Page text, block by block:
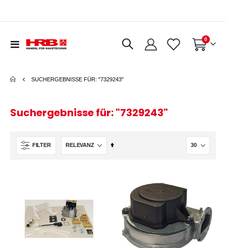
Navigation
Warenkorb
0Artikel
SUCHERGEBNISSE FÜR: "7329243"
Suchergebnisse für: "7329243"
FILTER
In